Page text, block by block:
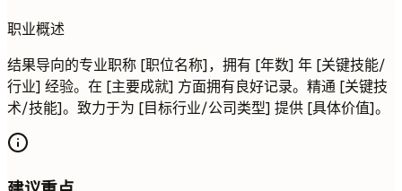
职业概述
结果导向的专业职称 [职位名称]，拥有 [年数] 年 [关键技能/
行业] 经验。在 [主要成就] 方面拥有良好记录。精通 [关键技
术/技能]。致力于为 [目标行业/公司类型] 提供 [具体价值]。